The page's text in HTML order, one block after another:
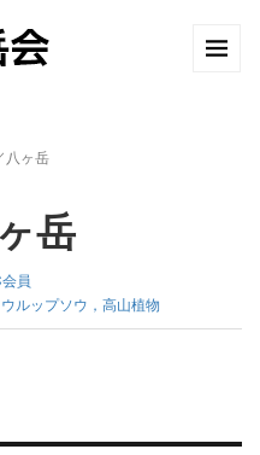
八ヶ岳
岳
員
ウルップソウ，高山植物